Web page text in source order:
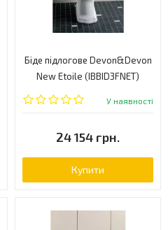
Біде підлогове Devon&Devon
New Etoile (IBBID3FNET)
У наявності
24 154 грн.
Купити